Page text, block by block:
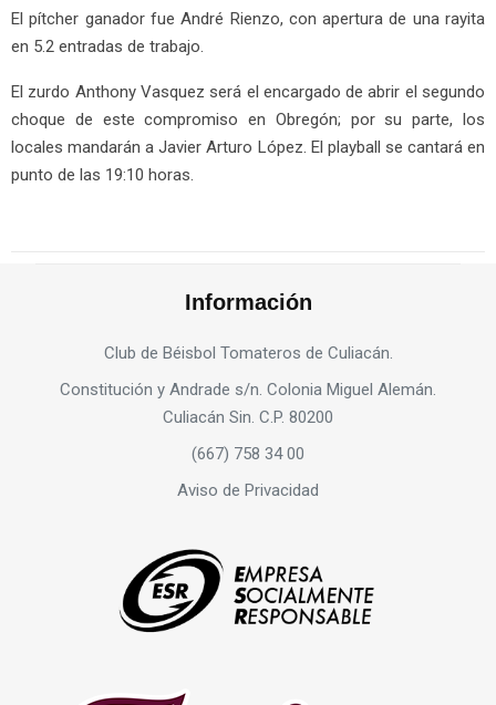
El pítcher ganador fue André Rienzo, con apertura de una rayita
en 5.2 entradas de trabajo.
El zurdo Anthony Vasquez será el encargado de abrir el segundo
choque de este compromiso en Obregón; por su parte, los
locales mandarán a Javier Arturo López. El playball se cantará en
punto de las 19:10 horas.
Información
Club de Béisbol Tomateros de Culiacán.
Constitución y Andrade s/n. Colonia Miguel Alemán.
Culiacán Sin. C.P. 80200
(667) 758 34 00
Aviso de Privacidad